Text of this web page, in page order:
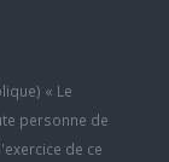
« Le
personne de
de ce